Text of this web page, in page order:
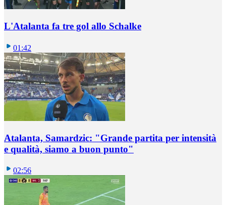
L'Atalanta fa tre gol allo Schalke
01:42
Atalanta, Samardzic: "Grande partita per intensità
e qualità, siamo a buon punto"
02:56